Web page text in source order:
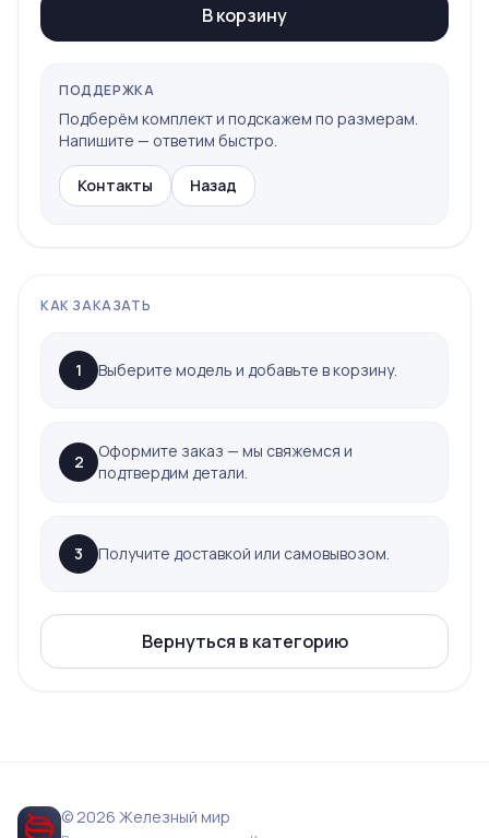
В корзину
ПОДДЕРЖКА
Подберём комплект и подскажем по размерам.
Напишите — ответим быстро.
Контакты Назад
КАК ЗАКАЗАТЬ
1 Выберите модель и добавьте в корзину.
2
Оформите заказ — мы свяжемся и
подтвердим детали.
3 Получите доставкой или самовывозом.
Вернуться в категорию
© 2026 Железный мир